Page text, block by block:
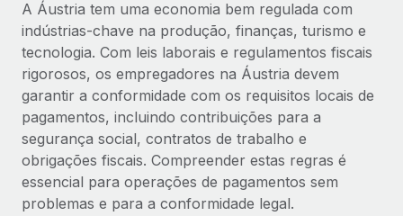
A Áustria tem uma economia bem regulada com
indústrias-chave na produção, finanças, turismo e
tecnologia. Com leis laborais e regulamentos fiscais
rigorosos, os empregadores na Áustria devem
garantir a conformidade com os requisitos locais de
pagamentos, incluindo contribuições para a
segurança social, contratos de trabalho e
obrigações fiscais. Compreender estas regras é
essencial para operações de pagamentos sem
problemas e para a conformidade legal.